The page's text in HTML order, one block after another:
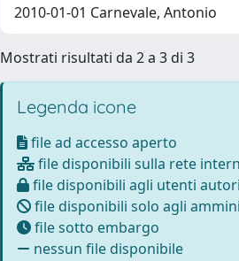
2010-01-01 Carnevale, Antonio
Mostrati risultati da 2 a 3 di 3
Legenda icone
file ad accesso aperto
file disponibili sulla rete
file disponibili agli utenti
file disponibili solo agli
file sotto embargo
nessun file disponibile